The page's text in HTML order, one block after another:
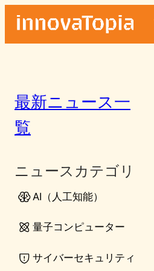
最新ニュース一
覧
ニュースカテゴリ
AI（人工知能）
量子コンピューター
サイバーセキュリティ